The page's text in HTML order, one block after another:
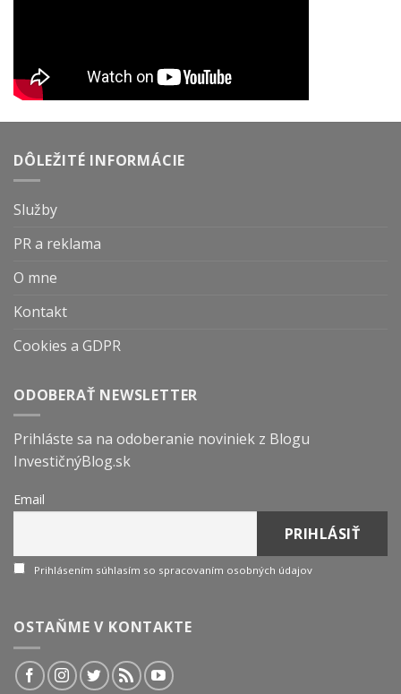
DÔLEŽITÉ INFORMÁCIE
Služby
PR a reklama
O mne
Kontakt
Cookies a GDPR
ODOBERAŤ NEWSLETTER
Prihláste sa na odoberanie noviniek z Blogu
InvestičnýBlog.sk
Email
Prihlásením súhlasím so spracovaním osobných údajov
OSTAŇME V KONTAKTE